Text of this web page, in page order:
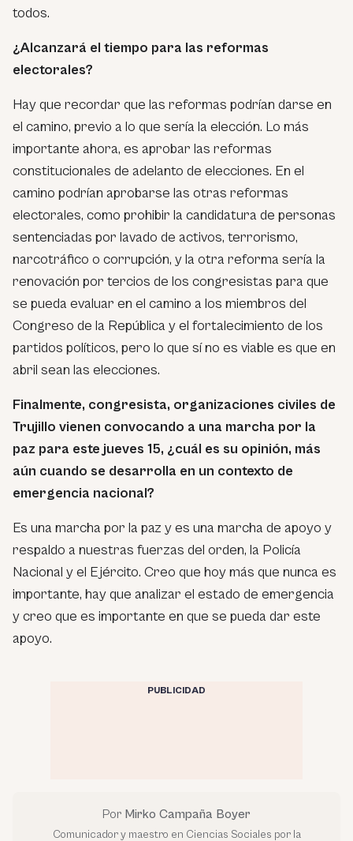
todos.
¿Alcanzará el tiempo para las reformas
electorales?
Hay que recordar que las reformas podrían darse en
el camino, previo a lo que sería la elección. Lo más
importante ahora, es aprobar las reformas
constitucionales de adelanto de elecciones. En el
camino podrían aprobarse las otras reformas
electorales, como prohibir la candidatura de personas
sentenciadas por lavado de activos, terrorismo,
narcotráfico o corrupción, y la otra reforma sería la
renovación por tercios de los congresistas para que
se pueda evaluar en el camino a los miembros del
Congreso de la República y el fortalecimiento de los
partidos políticos, pero lo que sí no es viable es que en
abril sean las elecciones.
Finalmente, congresista, organizaciones civiles de
Trujillo vienen convocando a una marcha por la
paz para este jueves 15, ¿cuál es su opinión, más
aún cuando se desarrolla en un contexto de
emergencia nacional?
Es una marcha por la paz y es una marcha de apoyo y
respaldo a nuestras fuerzas del orden, la Policía
Nacional y el Ejército. Creo que hoy más que nunca es
importante, hay que analizar el estado de emergencia
y creo que es importante en que se pueda dar este
apoyo.
PUBLICIDAD
Por Mirko Campaña Boyer
Comunicador y maestro en Ciencias Sociales por la